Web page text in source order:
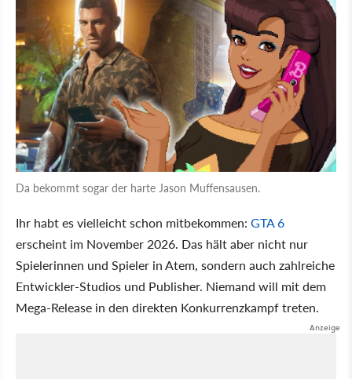
Da bekommt sogar der harte Jason Muffensausen.
Ihr habt es vielleicht schon mitbekommen: GTA 6
erscheint im November 2026. Das hält aber nicht nur
Spielerinnen und Spieler in Atem, sondern auch zahlreiche
Entwickler-Studios und Publisher. Niemand will mit dem
Mega-Release in den direkten Konkurrenzkampf treten.